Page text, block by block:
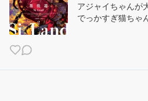
アジャイちゃんが
でっかすぎ猫ちゃ